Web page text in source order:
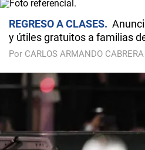
REGRESO A CLASES
y útiles gratuitos a familias
Por CARLOS ARMANDO CABRERA